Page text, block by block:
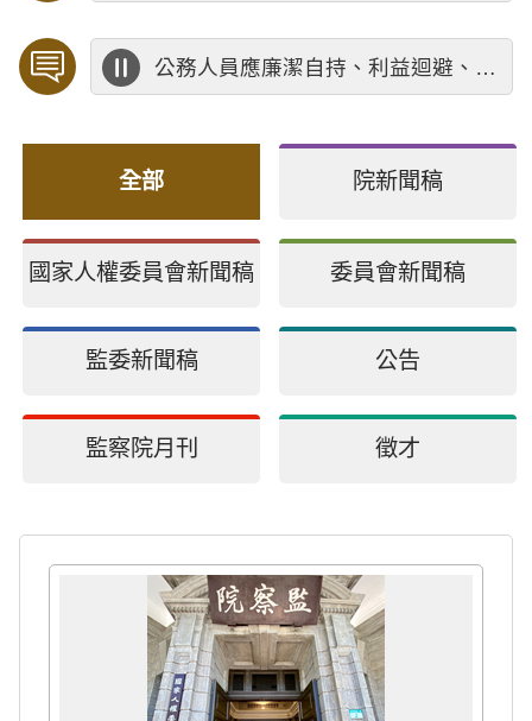
公務人員應廉潔自持、利益迴避、依法公正執行公務～考試院公務人員保障暨培訓委員會～
全部 院新聞稿
國家人權委員會新聞稿 委員會新聞稿
監委新聞稿 公告
監察院月刊 徵才